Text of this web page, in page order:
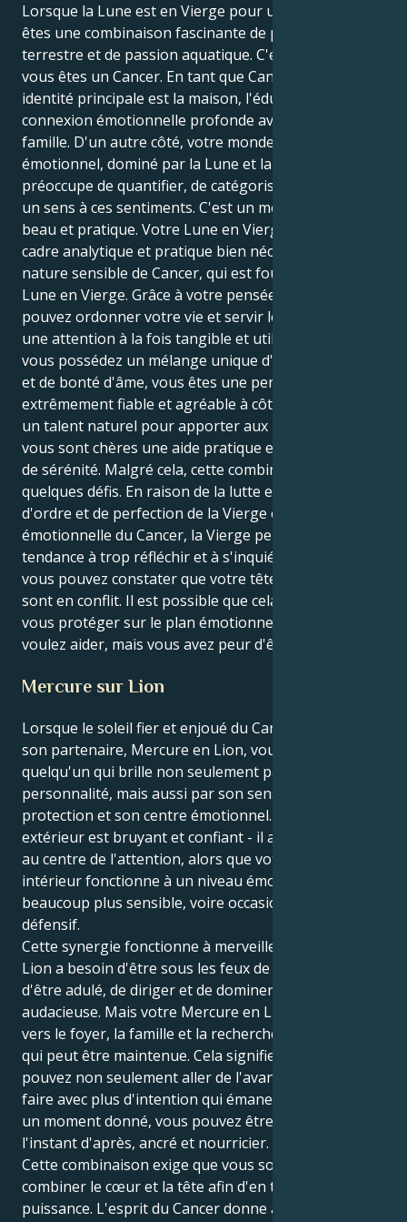
Lorsque la Lune est en Vierge pour un Cancer, vous
êtes une combinaison fascinante de pragmatisme
terrestre et de passion aquatique. C'est parce que
vous êtes un Cancer. En tant que Cancer, votre
identité principale est la maison, l'éducation et une
connexion émotionnelle profonde avec vous et votre
famille. D'un autre côté, votre monde intérieur
émotionnel, dominé par la Lune et la Vierge, se
préoccupe de quantifier, de catégoriser et de donner
un sens à ces sentiments. C'est un mélange à la fois
beau et pratique. Votre Lune en Vierge fournit un
cadre analytique et pratique bien nécessaire à votre
nature sensible de Cancer, qui est fournie par votre
Lune en Vierge. Grâce à votre pensée précise, vous
pouvez ordonner votre vie et servir les autres avec
une attention à la fois tangible et utile. Parce que
vous possédez un mélange unique d'agilité cérébrale
et de bonté d'âme, vous êtes une personne
extrêmement fiable et agréable à côtoyer. Vous avez
un talent naturel pour apporter aux personnes qui
vous sont chères une aide pratique et un sentiment
de sérénité. Malgré cela, cette combinaison comporte
quelques défis. En raison de la lutte entre l'exigence
d'ordre et de perfection de la Vierge et la sensibilité
émotionnelle du Cancer, la Vierge peut avoir
tendance à trop réfléchir et à s'inquiéter. En outre,
vous pouvez constater que votre tête et votre cœur
sont en conflit. Il est possible que cela vous pousse à
vous protéger sur le plan émotionnel, car vous
voulez aider, mais vous avez peur d'être blessé.
Mercure sur Lion
Lorsque le soleil fier et enjoué du Cancer rencontre
son partenaire, Mercure en Lion, vous devenez
quelqu'un qui brille non seulement par sa
personnalité, mais aussi par son sens de la
protection et son centre émotionnel. Votre être
extérieur est bruyant et confiant - il a besoin d'être
au centre de l'attention, alors que votre monde
intérieur fonctionne à un niveau émotionnel
beaucoup plus sensible, voire occasionnellement
défensif.
Cette synergie fonctionne à merveille. Votre soleil en
Lion a besoin d'être sous les feux de la rampe et
d'être adulé, de diriger et de dominer avec une force
audacieuse. Mais votre Mercure en Lion vous pousse
vers le foyer, la famille et la recherche d'une vérité
qui peut être maintenue. Cela signifie que vous
pouvez non seulement aller de l'avant, mais aussi le
faire avec plus d'intention qui émane de l'intérieur. À
un moment donné, vous pouvez être autoritaire et,
l'instant d'après, ancré et nourricier.
Cette combinaison exige que vous soyez capable de
combiner le cœur et la tête afin d'en tirer toute la
puissance. L'esprit du Cancer donne à la théâtralité